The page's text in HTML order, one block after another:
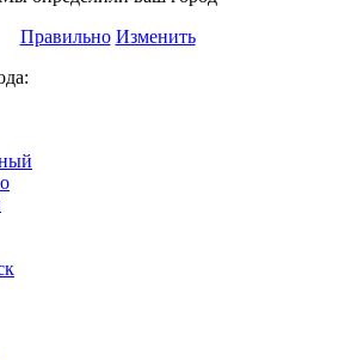
Правильно Изменить